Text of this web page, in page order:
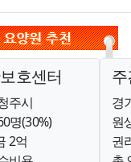
호센터
주시
명(30%)
2억
경
원
권